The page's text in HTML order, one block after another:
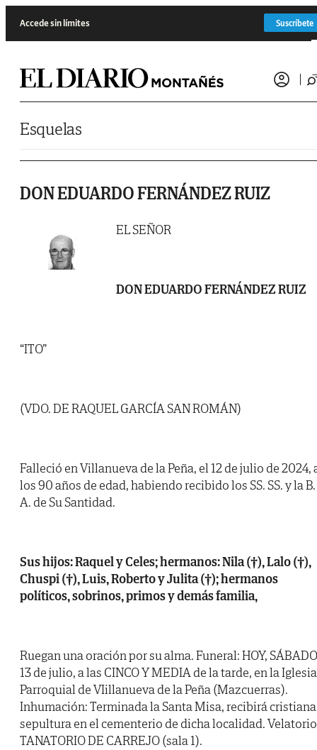
Accede sin límites Suscríbete
Esquelas
DON EDUARDO FERNÁNDEZ RUIZ
EL SEÑOR
DON EDUARDO FERNÁNDEZ RUIZ
“ITO”
(VDO. DE RAQUEL GARCÍA SAN ROMÁN)
Falleció en Villanueva de la Peña, el 12 de julio de 2024,
los 90 años de edad, habiendo recibido los SS. SS. y la B.
A. de Su Santidad.
Sus hijos: Raquel y Celes; hermanos: Nila (†), Lalo (†),
Chuspi (†), Luis, Roberto y Julita (†); hermanos
políticos, sobrinos, primos y demás familia,
Ruegan una oración por su alma. Funeral: HOY,
13 de julio, a las CINCO Y MEDIA de la tarde, en la Iglesia
Parroquial de VIillanueva de la Peña (Mazcuerras).
Inhumación: Terminada la Santa Misa, recibirá cristiana
sepultura en el cementerio de dicha localidad.
TANATORIO DE CARREJO (sala 1).